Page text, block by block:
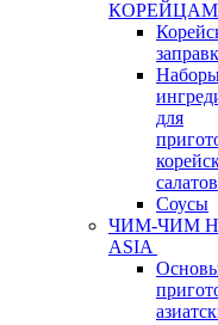
для
салатов
Соусы
ЧИМ-ЧИМ
ASIA